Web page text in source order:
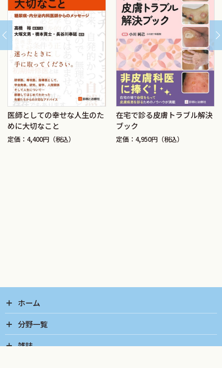
医師としての幸せな人生のた
めに大切なこと
定価：4,400円（税込）
在宅で診る皮膚トラブル解決
ブック
定価：4,950円（税込）
ホーム
分野一覧
雑誌